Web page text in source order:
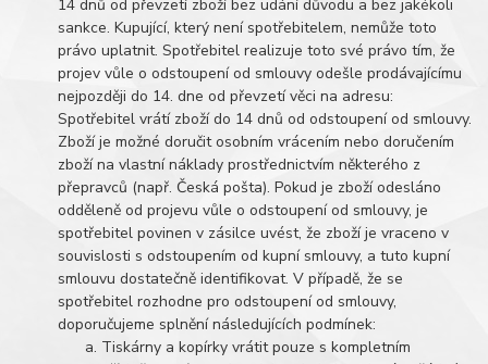
14 dnů od převzetí zboží bez udání důvodu a bez jakékoli
sankce. Kupující, který není spotřebitelem, nemůže toto
právo uplatnit. Spotřebitel realizuje toto své právo tím, že
projev vůle o odstoupení od smlouvy odešle prodávajícímu
nejpozději do 14. dne od převzetí věci na adresu:
Spotřebitel vrátí zboží do 14 dnů od odstoupení od smlouvy.
Zboží je možné doručit osobním vrácením nebo doručením
zboží na vlastní náklady prostřednictvím některého z
přepravců (např. Česká pošta). Pokud je zboží odesláno
odděleně od projevu vůle o odstoupení od smlouvy, je
spotřebitel povinen v zásilce uvést, že zboží je vraceno v
souvislosti s odstoupením od kupní smlouvy, a tuto kupní
smlouvu dostatečně identifikovat. V případě, že se
spotřebitel rozhodne pro odstoupení od smlouvy,
doporučujeme splnění následujících podmínek:
Tiskárny a kopírky vrátit pouze s kompletním